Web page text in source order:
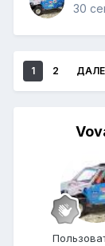
30
1 2